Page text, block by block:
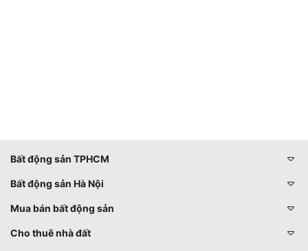
Bất động sản TPHCM
Bất động sản Hà Nội
Mua bán bất động sản
Cho thuê nhà đất